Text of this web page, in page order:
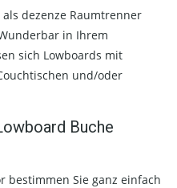
dezenze Raumtrenner
in Ihrem
sich Lowboards mit
und/oder
Buche
bestimmen Sie ganz einfach